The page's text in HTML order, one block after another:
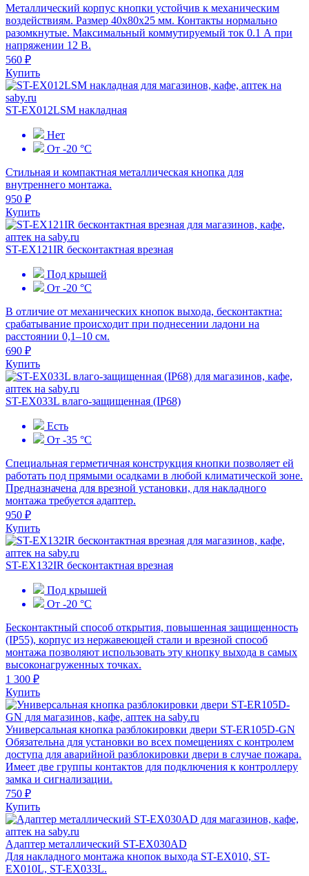
Металлический корпус кнопки устойчив к механическим
воздействиям. Размер 40х80х25 мм. Контакты нормально
разомкнутые. Максимальный коммутируемый ток 0.1 А при
напряжении 12 В.
560 ₽
Купить
ST-EX012LSM накладная
Нет
От -20 °С
Стильная и компактная металлическая кнопка для
внутреннего монтажа.
950 ₽
Купить
ST-EX121IR бесконтактная врезная
Под крышей
От -20 °C
В отличие от механических кнопок выхода, бесконтактна:
срабатывание происходит при поднесении ладони на
расстоянии 0,1–10 см.
690 ₽
Купить
ST-EX033L влаго-защищенная (IP68)
Есть
От -35 °С
Специальная герметичная конструкция кнопки позволяет ей
работать под прямыми осадками в любой климатической зоне.
Предназначена для врезной установки, для накладного
монтажа требуется адаптер.
950 ₽
Купить
ST-EX132IR бесконтактная врезная
Под крышей
От -20 °С
Бесконтактный способ открытия, повышенная защищенность
(IP55), корпус из нержавеющей стали и врезной способ
монтажа позволяют использовать эту кнопку выхода в самых
высоконагруженных точках.
1 300 ₽
Купить
Универсальная кнопка разблокировки двери ST-ER105D-GN
Обязательна для установки во всех помещениях с контролем
доступа для аварийной разблокировки двери в случае пожара.
Имеет две группы контактов для подключения к контроллеру
замка и сигнализации.
750 ₽
Купить
Адаптер металлический ST-EX030AD
Для накладного монтажа кнопок выхода ST-EX010, ST-
EX010L, ST-EX033L.